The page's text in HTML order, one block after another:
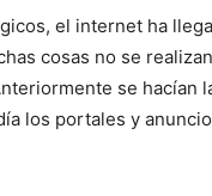
el internet ha
cosas no se
se hacían
los portales y